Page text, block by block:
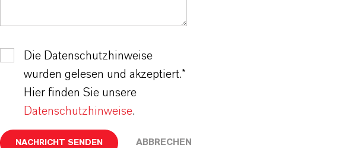
Die Datenschutzhinweise
wurden gelesen und akzeptiert.*
Hier finden Sie unsere
Datenschutzhinweise.
NACHRICHT SENDEN ABBRECHEN